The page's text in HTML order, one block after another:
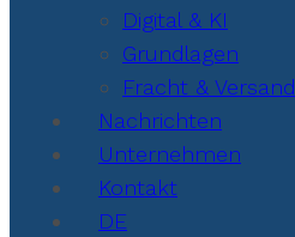
Digital & KI
Grundlagen
Fracht & Versand
Nachrichten
Unternehmen
Kontakt
DE